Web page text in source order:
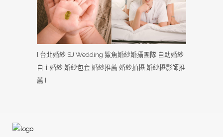
[ 台北婚紗 SJ Wedding 鯊魚婚紗婚攝團隊 自助婚紗
自主婚紗 婚紗包套 婚紗推薦 婚紗拍攝 婚紗攝影師推
薦 ]